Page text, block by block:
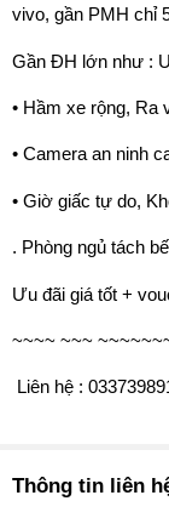
vivo, gần PMH chỉ
Gần ĐH lớn như :
• Hầm xe rộng, Ra
• Camera an ninh
• Giờ giấc tự do,
. Phòng ngủ tách
Ưu đãi giá tốt +
~~~~ ~~~
Liên hệ :
Thông tin liên